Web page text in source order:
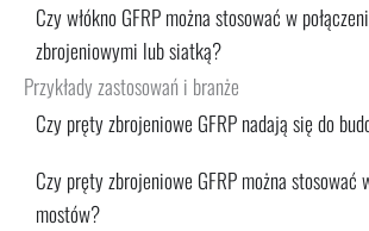
Czy włókno GFRP można stosować w
zbrojeniowymi lub siatką?
Przykłady zastosowań i branże
Czy pręty zbrojeniowe GFRP nadają się do
Czy pręty zbrojeniowe GFRP można stosować
mostów?